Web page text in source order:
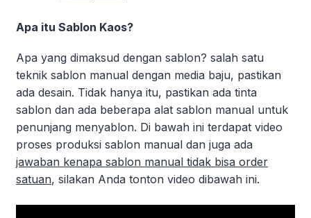
Apa itu Sablon Kaos?
Apa yang dimaksud dengan sablon? salah satu
teknik sablon manual dengan media baju, pastikan
ada desain. Tidak hanya itu, pastikan ada tinta
sablon dan ada beberapa alat sablon manual untuk
penunjang menyablon. Di bawah ini terdapat video
proses produksi sablon manual dan juga ada
jawaban kenapa sablon manual tidak bisa order
satuan, silakan Anda tonton video dibawah ini.